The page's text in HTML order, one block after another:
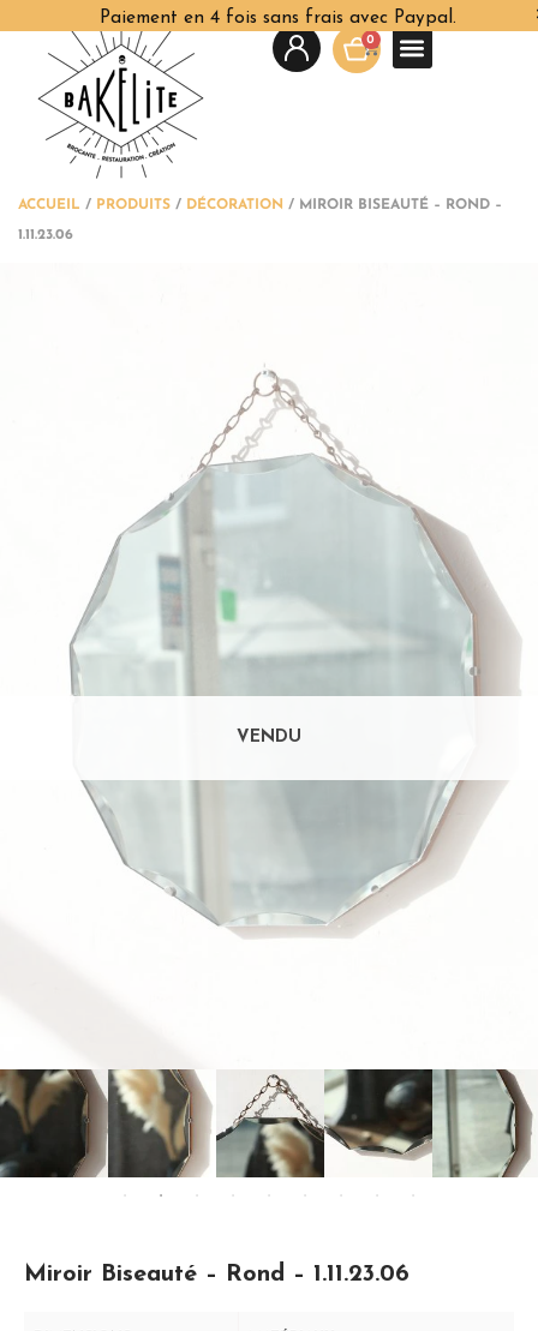
Paiement en 4 fois sans frais avec Paypal.
0
ACCUEIL / PRODUITS / DÉCORATION / MIROIR BISEAUTÉ – ROND –
1.11.23.06
Miroir Biseauté – Rond – 1.11.23.06